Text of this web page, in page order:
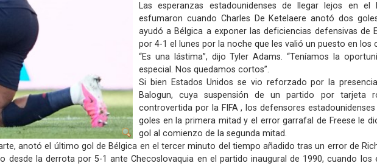
Las esperanzas estadounidenses de llegar lejos en
esfumaron cuando Charles De Ketelaere anotó dos
ayudó a Bélgica a exponer las deficiencias defensivas de
por 4-1 el lunes por la noche que les valió un puesto en los
“Es una lástima”, dijo Tyler Adams. “Teníamos la
especial. Nos quedamos cortos”.
Si bien Estados Unidos se vio reforzado por la
Balogun, cuya suspensión de un partido por tarjeta
controvertida por la FIFA , los defensores
goles en la primera mitad y el error garrafal de Freese le
gol al comienzo de la segunda mitad.
anotó el último gol de Bélgica en el tercer minuto del tiempo añadido tras un error de
la derrota por 5-1 ante Checoslovaquia en el partido inaugural de 1990, cuando los